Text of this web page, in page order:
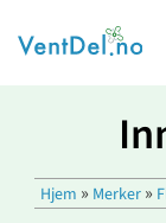
Hjem » Merker »